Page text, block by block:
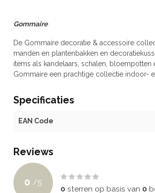
Gommaire
De Gommaire decoratie & accessoire
manden en plantenbakken en
items als kandelaars, schalen,
Gommaire een prachtige collectie indoor-
Specificaties
EAN Code
Reviews
0 /5
0 sterren op basis van 0